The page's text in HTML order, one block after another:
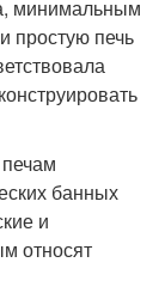
минимальным
простую печь
банных
и
относят